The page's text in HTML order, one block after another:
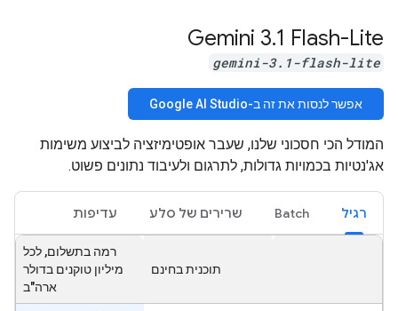
Gemini 3.1 Flash-Lite
gemini-3.1-flash-lite
אפשר לנסות את זה ב-Google AI Studio
המודל הכי חסכוני שלנו, שעבר אופטימיזציה לביצוע משימות
אג'נטיות בכמויות גדולות, לתרגום ולעיבוד נתונים פשוט.
רגיל Batch שרירים של סלע עדיפות
תוכנית בחינם
רמה בתשלום, לכל
מיליון טוקנים בדולר
ארה"ב